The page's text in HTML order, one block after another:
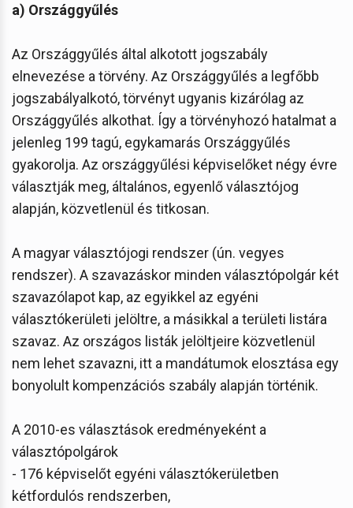
a) Országgyűlés
Az Országgyűlés által alkotott jogszabály
elnevezése a törvény. Az Országgyűlés a legfőbb
jogszabályalkotó, törvényt ugyanis kizárólag az
Országgyűlés alkothat. Így a törvényhozó hatalmat a
jelenleg 199 tagú, egykamarás Országgyűlés
gyakorolja. Az országgyűlési képviselőket négy évre
választják meg, általános, egyenlő választójog
alapján, közvetlenül és titkosan.
A magyar választójogi rendszer (ún. vegyes
rendszer). A szavazáskor minden választópolgár két
szavazólapot kap, az egyikkel az egyéni
választókerületi jelöltre, a másikkal a területi listára
szavaz. Az országos listák jelöltjeire közvetlenül
nem lehet szavazni, itt a mandátumok elosztása egy
bonyolult kompenzációs szabály alapján történik.
A 2010-es választások eredményeként a
választópolgárok
- 176 képviselőt egyéni választókerületben
kétfordulós rendszerben,